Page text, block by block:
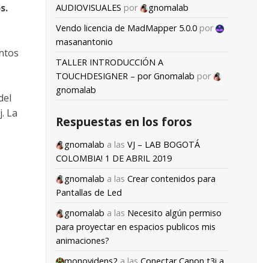
La
AUDIOVISUALES por
gnomalab
Vendo licencia de MadMapper 5.0.0 por
masanantonio
TALLER INTRODUCCIÓN A
TOUCHDESIGNER – por Gnomalab por
gnomalab
Respuestas en los foros
gnomalab a las VJ – LAB BOGOTÁ
COLOMBIA! 1 DE ABRIL 2019
gnomalab a las Crear contenidos para
Pantallas de Led
gnomalab a las Necesito algún permiso
para proyectar en espacios publicos mis
animaciones?